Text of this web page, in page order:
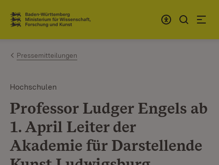
Zum Inhalt springen
Link zur Startseite
Pressemitteilungen
Hochschulen
Professor Ludger Engels ab
1. April Leiter der
Akademie für Darstellende